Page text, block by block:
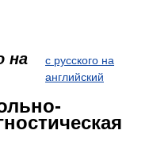
на
с русского на
английский